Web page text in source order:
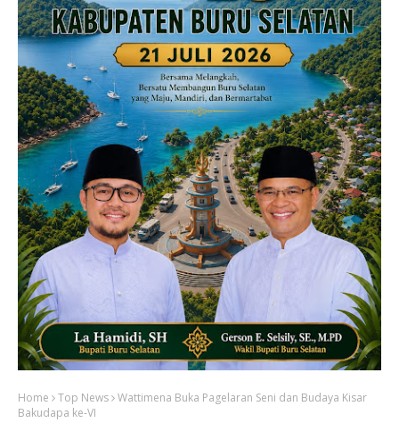
Home Top News Wattimena Buka Pagelaran Seni dan Budaya Kisar
Bakudapa ke-VI